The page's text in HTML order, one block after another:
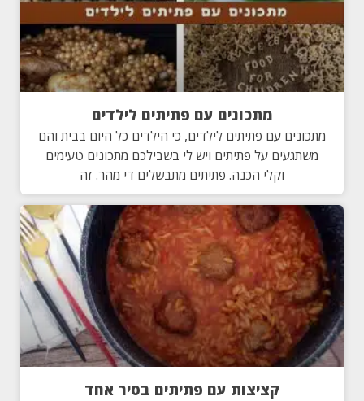
מתכונים עם פתיתים לילדים
מתכונים עם פתיתים לילדים, כי הילדים כל היום בבית והם
משתגעים על פתיתים ויש לי בשבילכם מתכונים טעימים
וקלי הכנה. פתיתים מתבשלים די מהר. זה
קציצות עם פתיתים בסיר אחד